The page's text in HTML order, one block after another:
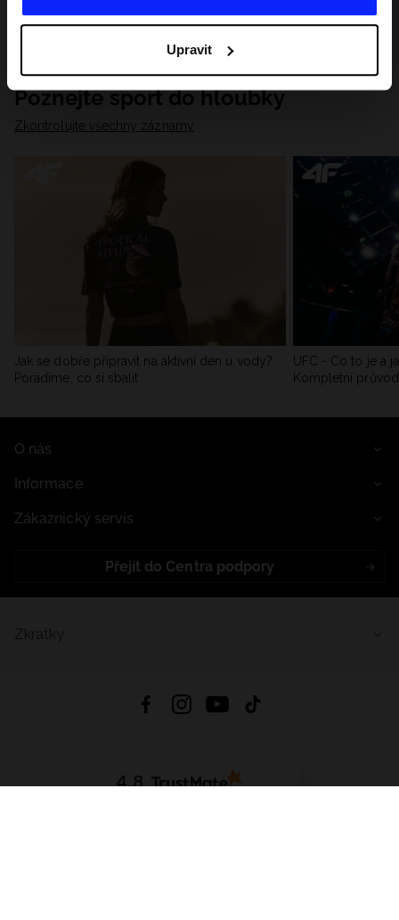
Upravit
Poznejte sport do hloubky
Zkontrolujte všechny záznamy
Jak se dobře připravit na aktivní den u vody?
Poradíme, co si sbalit
UFC - Co to je a
Kompletní
O nás
Informace
Zákaznický servis
Přejít do Centra podpory
4.8